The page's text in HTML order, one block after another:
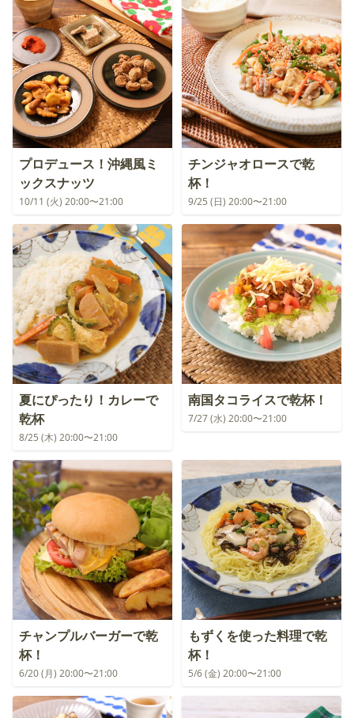
プロデュース！沖縄風ミ
ックスナッツ
10/11 (火) 20:00〜21:00
チンジャオロースで乾
杯！
9/25 (日) 20:00〜21:00
夏にぴったり！カレーで
乾杯
8/25 (木) 20:00〜21:00
南国タコライスで乾杯！
7/27 (水) 20:00〜21:00
チャンプルバーガーで乾
杯！
6/20 (月) 20:00〜21:00
もずくを使った料理で乾
杯！
5/6 (金) 20:00〜21:00